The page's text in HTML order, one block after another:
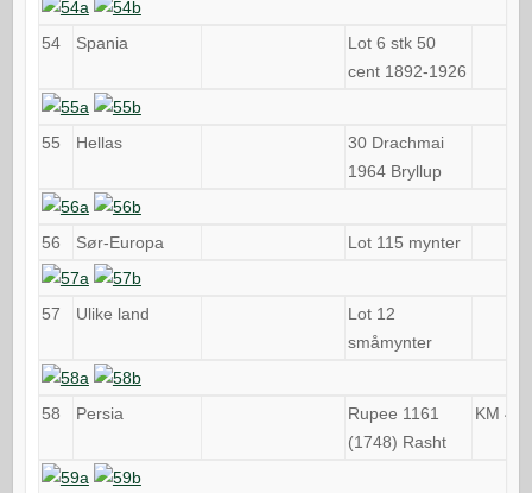
54 Spania
Lot 6 stk 50
cent 1892-1926
55 Hellas
30 Drachmai
1964 Bryllup
56 Sør-Europa Lot 115 mynter
57 Ulike land
Lot 12
småmynter
58 Persia
Rupee 1161
(1748) Rasht
KM